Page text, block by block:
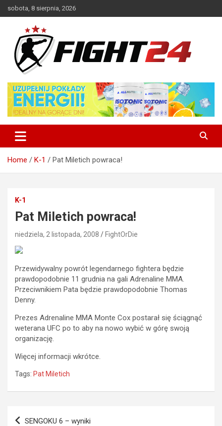
to
sobota, 8 sierpnia, 2026
FIGHT24.PL – MMA i K-1, UFC
Home K-1 Pat Miletich powraca!
K-1
Pat Miletich powraca!
niedziela, 2 listopada, 2008 FightOrDie
Przewidywalny powrót legendarnego fightera będzie
prawdopodobnie 11 grudnia na gali Adrenaline MMA.
Przeciwnikiem Pata będzie prawdopodobnie Thomas
Denny.
Prezes Adrenaline MMA Monte Cox postarał się ściągnąć
weterana UFC po to aby na nowo wybić w górę swoją
organizację.
Więcej informacji wkrótce.
Tags: Pat Miletich
Nawigacja
SENGOKU 6 – wyniki